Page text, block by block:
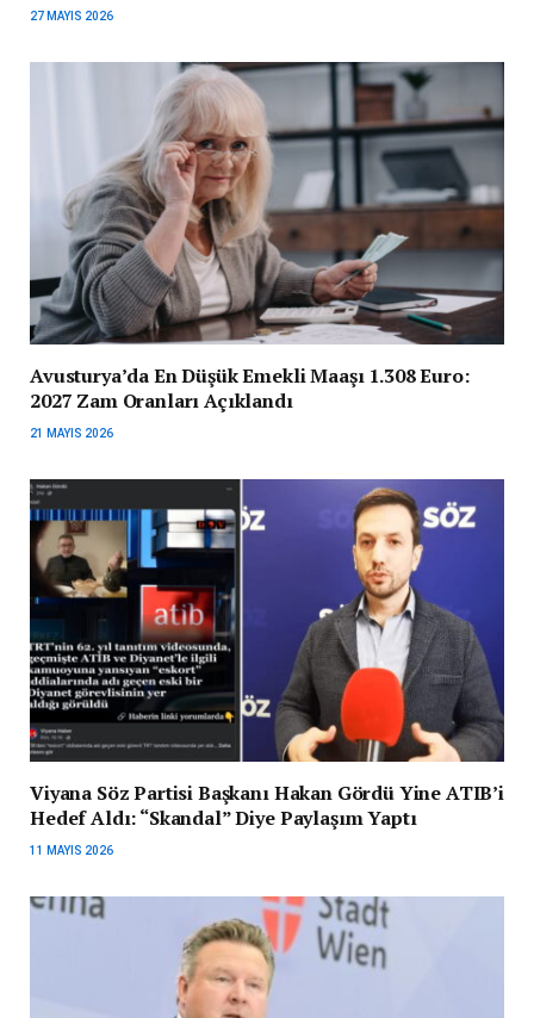
27 MAYIS 2026
Avusturya’da En Düşük Emekli Maaşı 1.308 Euro:
2027 Zam Oranları Açıklandı
21 MAYIS 2026
Viyana Söz Partisi Başkanı Hakan Gördü Yine ATIB’i
Hedef Aldı: “Skandal” Diye Paylaşım Yaptı
11 MAYIS 2026